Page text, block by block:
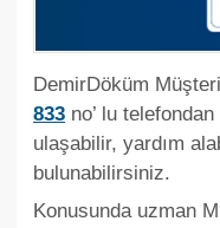
DemirDöküm
833 no’ lu
ulaşabilir, yardım
bulunabilirsiniz.
Konusunda uzman